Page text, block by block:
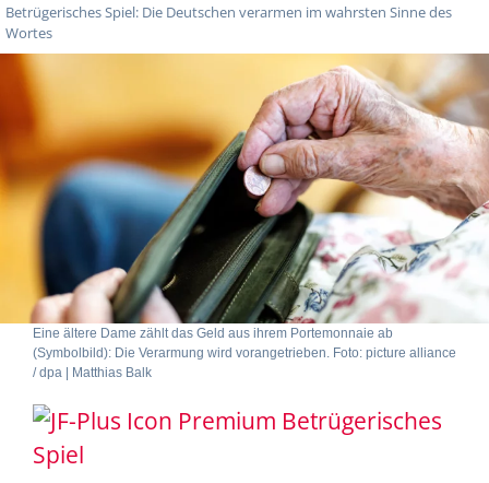
Betrügerisches Spiel: Die Deutschen verarmen im wahrsten Sinne des
Wortes
Eine ältere Dame zählt das Geld aus ihrem Portemonnaie ab
(Symbolbild): Die Verarmung wird vorangetrieben. Foto: picture alliance
/ dpa | Matthias Balk
Betrügerisches
Spiel